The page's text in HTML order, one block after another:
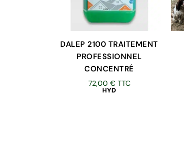
DALEP 2100 TRAITEMENT
PROFESSIONNEL
CONCENTRÉ
72,00 € TTC
HYD